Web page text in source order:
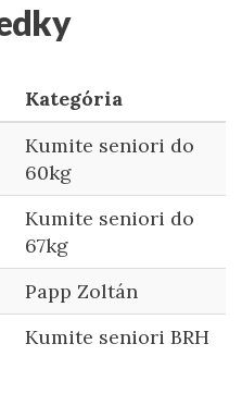
Kategória
Kumite seniori do
60kg
Kumite seniori do
67kg
Papp Zoltán
Kumite seniori BRH